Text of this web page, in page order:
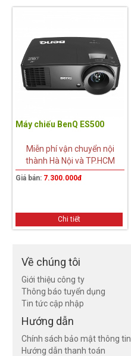
Máy chiếu BenQ ES500
Miễn phí vận chuyển nội
thành Hà Nội và TP.HCM
Giá bán: 7.300.000đ
Chi tiết
Về chúng tôi
Giới thiệu công ty
Thông báo tuyển dụng
Tin tức cập nhập
Hướng dẫn
Chính sách bảo mật thông tin
Hướng dẫn thanh toán